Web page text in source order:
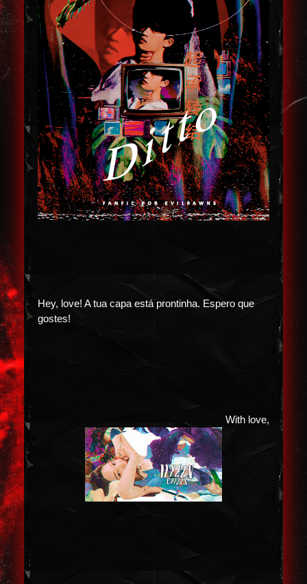
Hey, love! A tua capa está prontinha. Espero que
gostes!
With love,